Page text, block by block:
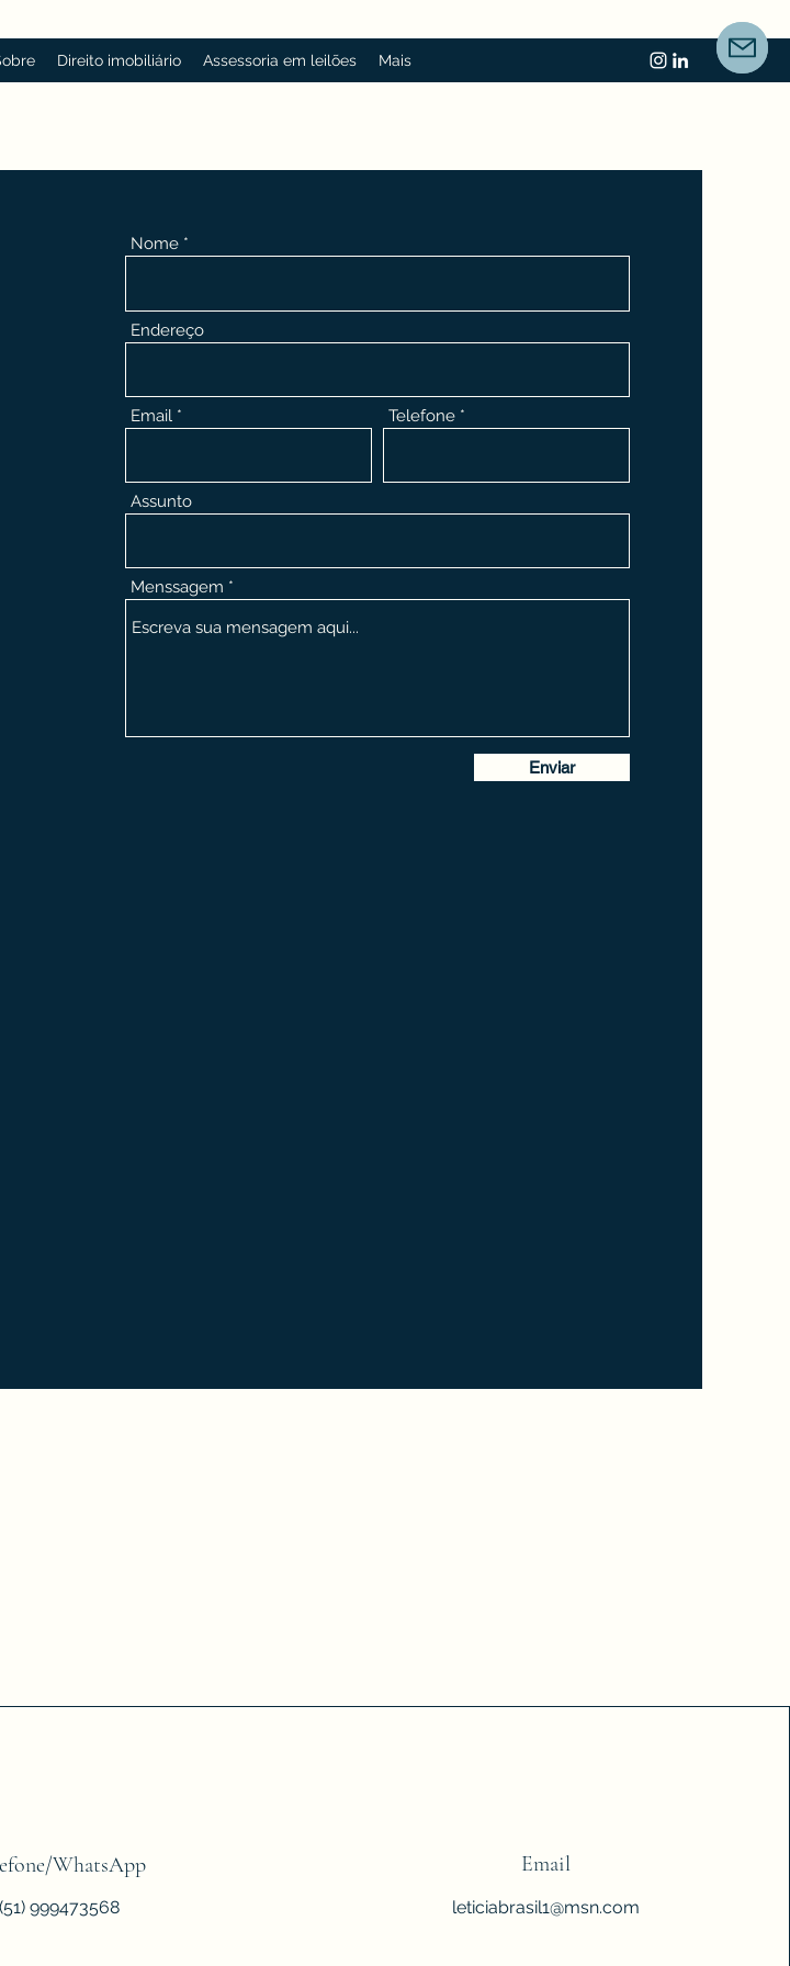
Direito imobiliário Assessoria em leilões Mais
Nome
Endereço
Email Telefone
Assunto
Menssagem
Enviar
WhatsApp
(51) 999473568
Email
leticiabrasil1@msn.com